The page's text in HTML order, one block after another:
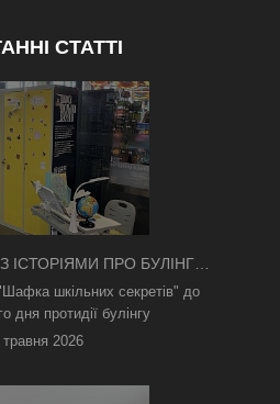
СТАТТІ
ІСТОРІЯМИ ПРО БУЛІНГ
В КИЄВІ
шкільних секретів" до
дня протидії булінгу
травня 2026